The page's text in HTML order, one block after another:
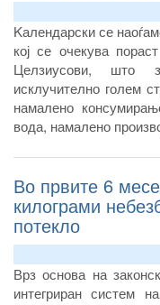
Kалендарски се
кој се очекува
Целзиусови, што
исклучително голем
намалено
вода, намалено
Во првите 6
килограми
потекло
Врз основа на
интегриран систем